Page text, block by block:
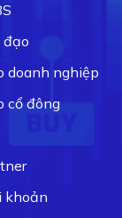
đạo
doanh nghiệp
cổ đông
khoản